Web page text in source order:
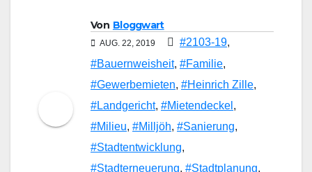
Von Bloggwart
AUG. 22, 2019 #2103-19,
#Bauernweisheit, #Familie,
#Gewerbemieten, #Heinrich Zille,
#Landgericht, #Mietendeckel ,
#Milieu, #Milljöh, #Sanierung,
#Stadtentwicklung,
#Stadterneuerung, #Stadtplanung,